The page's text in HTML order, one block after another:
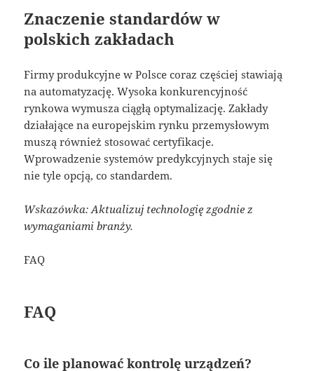
Znaczenie standardów w
polskich zakładach
Firmy produkcyjne w Polsce coraz częściej stawiają
na automatyzację. Wysoka konkurencyjność
rynkowa wymusza ciągłą optymalizację. Zakłady
działające na europejskim rynku przemysłowym
muszą również stosować certyfikacje.
Wprowadzenie systemów predykcyjnych staje się
nie tyle opcją, co standardem.
Wskazówka: Aktualizuj technologię zgodnie z
wymaganiami branży.
FAQ
FAQ
Co ile planować kontrolę urządzeń?